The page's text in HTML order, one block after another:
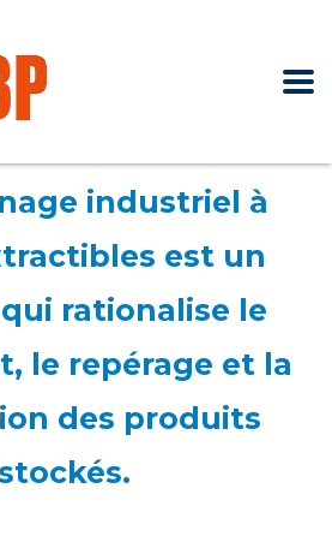
industriel à
est un
rationalise le
le repérage et la
des produits